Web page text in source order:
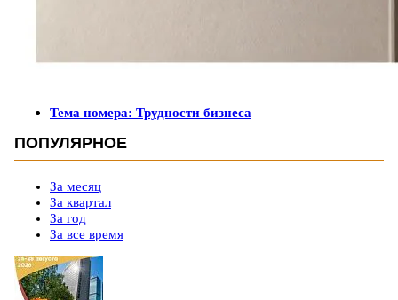
Тема номера: Трудности бизнеса
ПОПУЛЯРНОЕ
За месяц
За квартал
За год
За все время